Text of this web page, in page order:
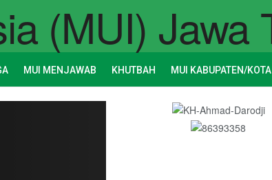
MUI MENJAWAB KHUTBAH MUI KABUPATEN/KOTA